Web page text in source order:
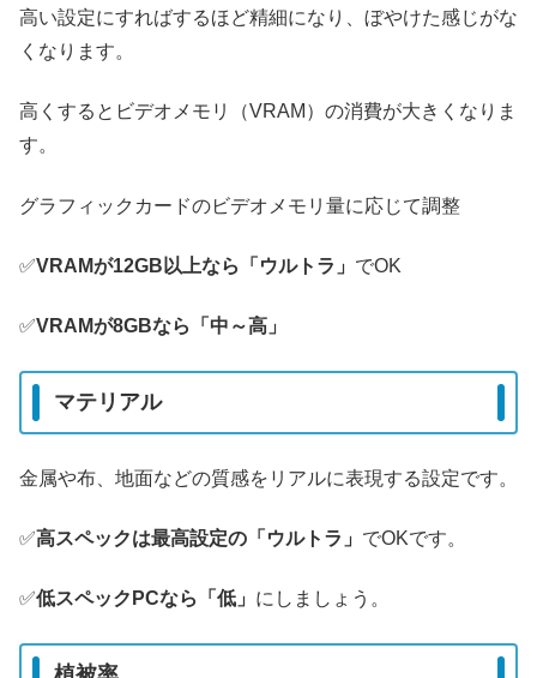
高い設定にすればするほど精細になり、ぼやけた感じがな
くなります。
高くするとビデオメモリ（VRAM）の消費が大きくなりま
す。
グラフィックカードのビデオメモリ量に応じて調整
✅️VRAMが12GB以上なら「ウルトラ」 でOK
✅️VRAMが8GBなら「中～高」
マテリアル
金属や布、地面などの質感をリアルに表現する設定です。
✅️高スペックは最高設定の「ウルトラ」 でOKです。
✅️低スペックPCなら「低」 にしましょう。